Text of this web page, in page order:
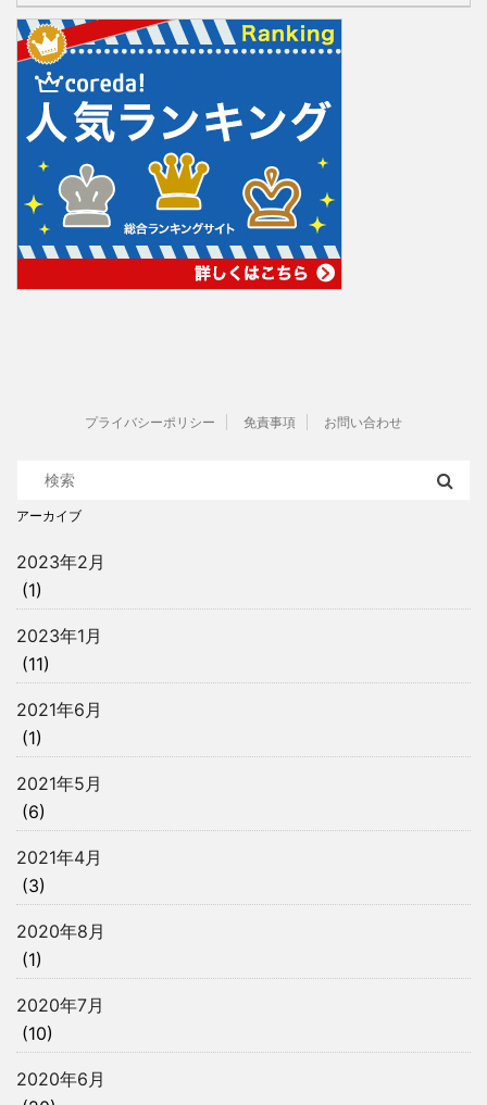
プライバシーポリシー 免責事項 お問い合わせ
アーカイブ
2023年2月
(1)
2023年1月
(11)
2021年6月
(1)
2021年5月
(6)
2021年4月
(3)
2020年8月
(1)
2020年7月
(10)
2020年6月